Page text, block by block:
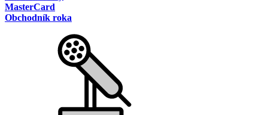
MasterCard
Obchodník roka